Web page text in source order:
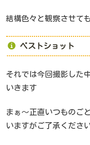
結構色々と観察させて
ベストショット
それでは今回撮影した
いきます
まぁ～正直いつものご
いますがご了承くださ